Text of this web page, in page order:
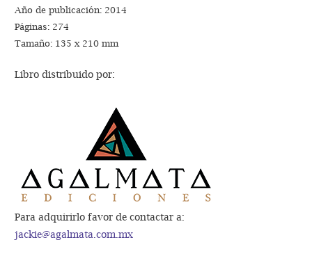
Año de publicación: 2014
Páginas: 274
Tamaño: 135 x 210 mm
Libro distribuido por:
Para adquirirlo favor de contactar a:
jackie@agalmata.com.mx